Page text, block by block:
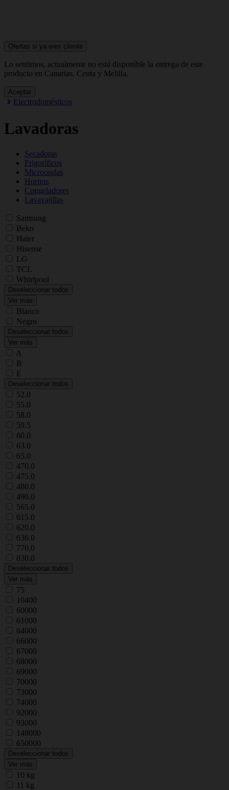
Ofertas si ya eres cliente
Lo sentimos, actualmente no está disponible la entrega de este
producto en Canarias, Ceuta y Melilla.
Aceptar
Electrodomésticos
Lavadoras
Secadoras
Frigoríficos
Microondas
Hornos
Congeladores
Lavavajillas
Samsung
Beko
Haier
Hisense
LG
TCL
Whirlpool
Deseleccionar todos
Ver más
Blanco
Negro
Deseleccionar todos
Ver más
A
B
E
Deseleccionar todos
52.0
55.0
58.0
59.5
60.0
63.0
65.0
470.0
475.0
480.0
490.0
565.0
615.0
620.0
636.0
770.0
830.0
Deseleccionar todos
Ver más
75
10400
60000
61000
64000
66000
67000
68000
69000
70000
73000
74000
92000
93000
148000
650000
Deseleccionar todos
Ver más
10 kg
11 kg